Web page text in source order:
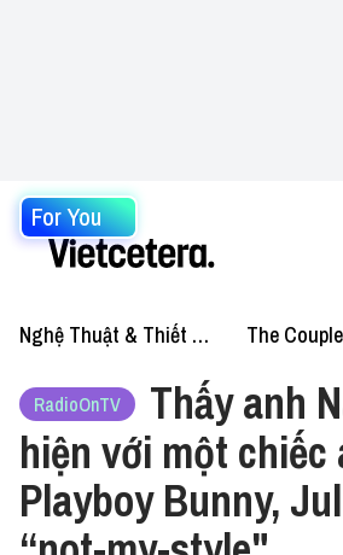
For You
Nghệ Thuật & Thiết Kế The
RadioOnTV
Thấy anh
hiện với một chiếc
Playboy Bunny,